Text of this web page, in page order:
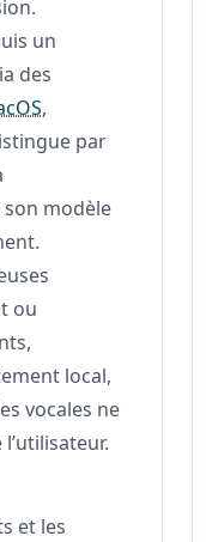
un
des
,
par
modèle
ou
local,
vocales ne
et les